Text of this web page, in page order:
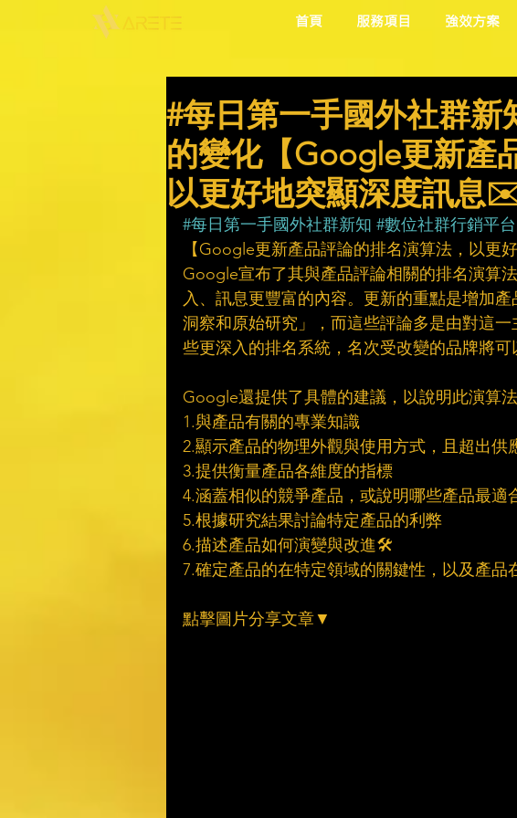
首頁 服務項目 強效方案
#每日第一手國外社群新
的變化【Google更新產
以更好地突顯深度訊息✉️
#每日第一手國外社群新知 #數位社群行銷平
【Google更新產品評論的排名演算法，以更
Google宣布了其與產品評論相關的排名演算
入、訊息更豐富的內容。更新的重點是增加
洞察和原始研究」，而這些評論多是由對這
些更深入的排名系統，名次受改變的品牌將
Google還提供了具體的建議，以說明此演算
1.與產品有關的專業知識
2.顯示產品的物理外觀與使用方式，且超出供
3.提供衡量產品各維度的指標
4.涵蓋相似的競爭產品，或說明哪些產品最適
5.根據研究結果討論特定產品的利弊
6.描述產品如何演變與改進🛠
7.確定產品的在特定領域的關鍵性，以及產品
點擊圖片分享文章▼